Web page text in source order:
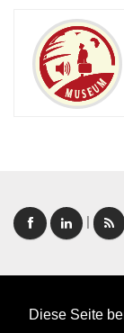
Diese Seite
MUSEUM